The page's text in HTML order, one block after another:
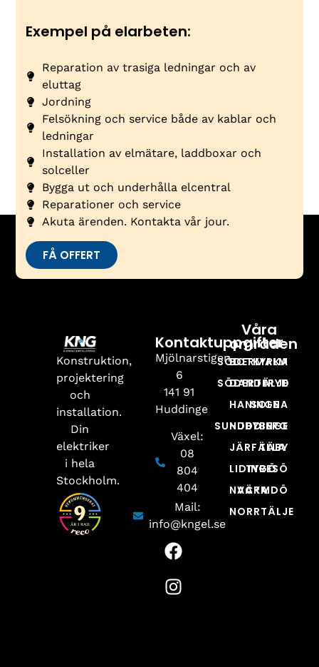
Exempel på elarbeten:
Reparation av trasiga ledningar och av
eluttag
Jordning
Felsökning och service både av kablar och
ledningar
Installation av elmätare, laddboxar och
solceller
Bygga ut och underhålla elcentral
Reparationer och service
Akuta ärenden. Kontakta vår jour.
FÅ OFFERT
Konstruktion,
projektering
och
installation.
Din
elektriker
i hela
Stockholm.
Kontaktuppgifter
Mjölnarstigen
6
141 91
Huddinge
Växel:
08
804
404
Mail:
info@kngel.se
Våra
områden
BOTKYRKA
DANDERYD
HANINGE
HUDDINGE
JÄRFÄLLA
LIDINGÖ
NACKA
NORRTÄLJE
SÖDERMALM
SÖDERTÄLJE
SOLNA
SUNDBYBERG
TÄBY
TYRESÖ
VÄRMDÖ